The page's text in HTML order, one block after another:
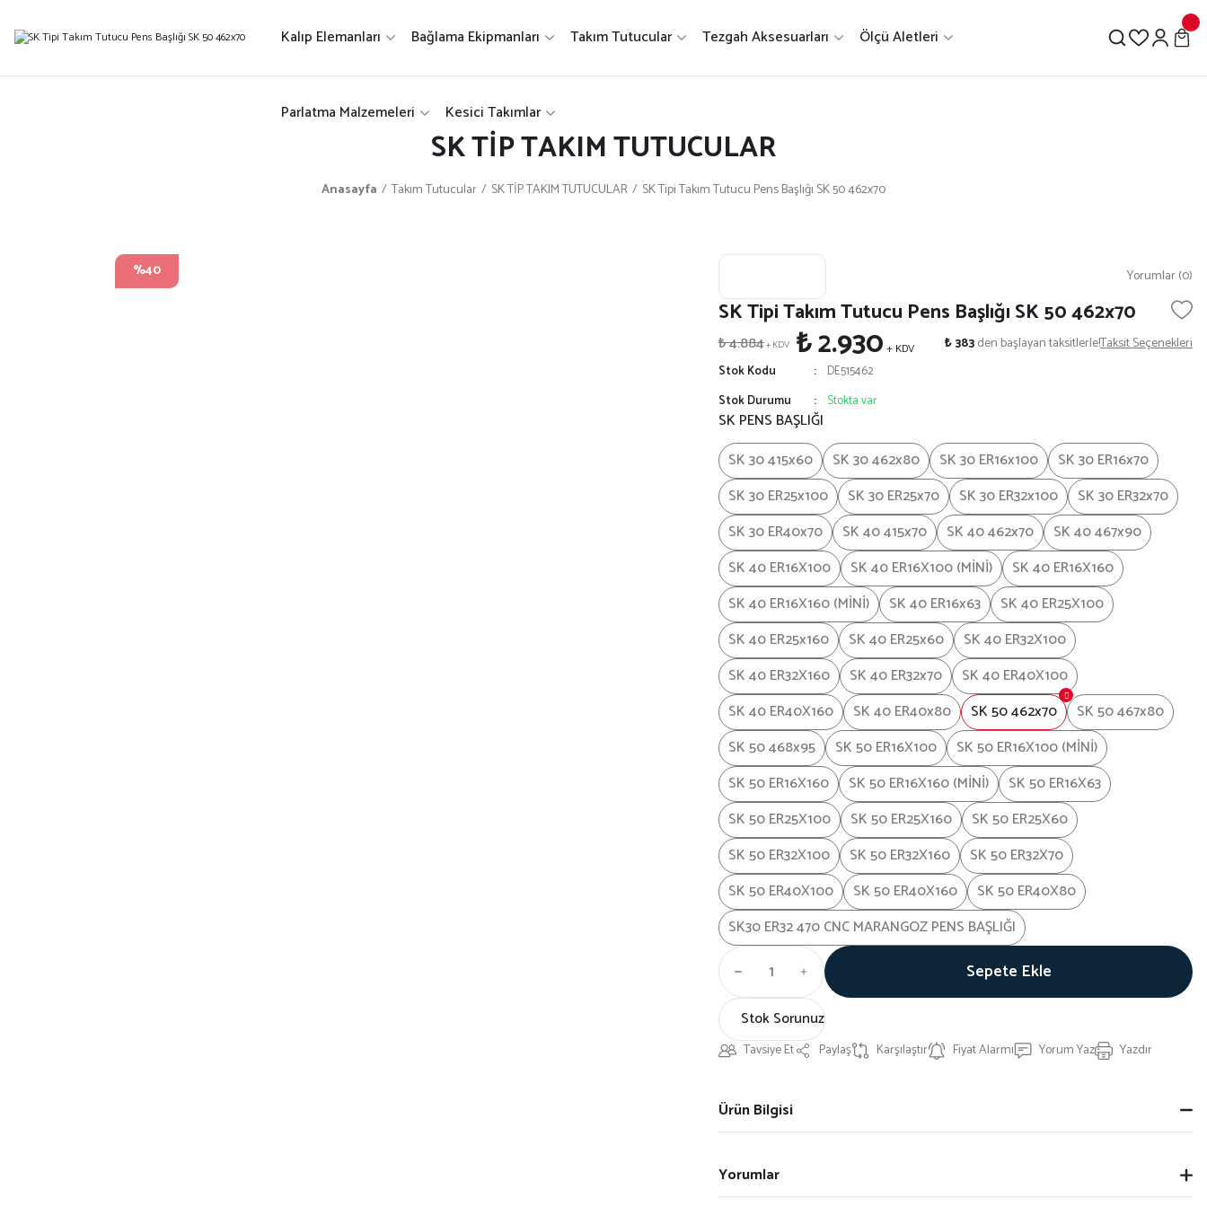
Kalıp Elemanları Bağlama Ekipmanları Takım Tutucular Tezgah Aksesuarları Ölçü Aletleri
Parlatma Malzemeleri Kesici Takımlar
SK TİP TAKIM TUTUCULAR
Anasayfa Takım Tutucular SK TİP TAKIM TUTUCULAR SK Tipi Takım Tutucu Pens Başlığı SK 50 462x70
%40 Yorumlar (0)
SK Tipi Takım Tutucu Pens Başlığı SK 50 462x70
₺ 4.884+ KDV ₺ 2.930 + KDV ₺ 383den başlayan taksitlerle!Taksit Seçenekleri
Stok Kodu
DE515462
Stok Durumu
Stokta var
SK PENS BAŞLIĞI
SK 30 415x60
SK 30 462x80 SK 30 ER16x100
SK 30 ER16x70
SK 30 ER25x100
SK 30 ER25x70 SK 30 ER32x100
SK 30 ER32x70
SK 30 ER40x70
SK 40 415x70 SK 40 462x70
SK 40 467x90
SK 40 ER16X100
SK 40 ER16X100 (MİNİ)
SK 40 ER16X160
SK 40 ER16X160 (MİNİ)
SK 40 ER16x63
SK 40 ER25X100
SK 40 ER25x160
SK 40 ER25x60
SK 40 ER32X100
SK 40 ER32X160
SK 40 ER32x70
SK 40 ER40X100
SK 40 ER40X160
SK 40 ER40x80 SK 50 462x70
SK 50 467x80
SK 50 468x95
SK 50 ER16X100
SK 50 ER16X100 (MİNİ)
SK 50 ER16X160
SK 50 ER16X160 (MİNİ)
SK 50 ER16X63
SK 50 ER25X100
SK 50 ER25X160
SK 50 ER25X60
SK 50 ER32X100
SK 50 ER32X160
SK 50 ER32X70
SK 50 ER40X100
SK 50 ER40X160
SK 50 ER40X80
SK30 ER32 470 CNC MARANGOZ PENS BAŞLIĞI
Sepete Ekle
Stok Sorunuz
Tavsiye Et Paylaş Karşılaştır Fiyat Alarmı Yorum Yaz Yazdır
Ürün Bilgisi
Yorumlar